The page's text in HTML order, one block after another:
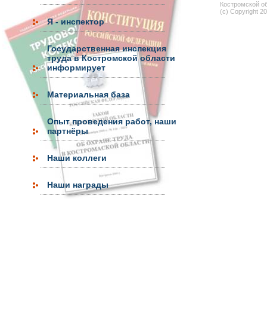
Я - инспектор
Государственная инспекция
труда в Костромской области
информирует
Материальная база
Опыт проведения работ, наши
партнёры
Наши коллеги
Наши награды
Костромской
(c) Copyright